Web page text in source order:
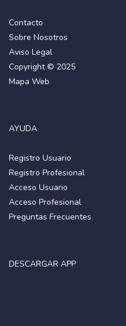
Contacto
Sobre Nosotros
Aviso Legal
Copyright © 2025
Mapa Web
AYUDA
Registro Usuario
Registro Profesional
Acceso Usuario
Acceso Profesional
Preguntas Frecuentes
DESCARGAR APP